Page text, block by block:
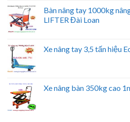
Bàn nâng tay 1000kg
LIFTER Đài Loan
Xe nâng tay 3,5 tấn hiệu
Xe nâng bàn 350kg cao